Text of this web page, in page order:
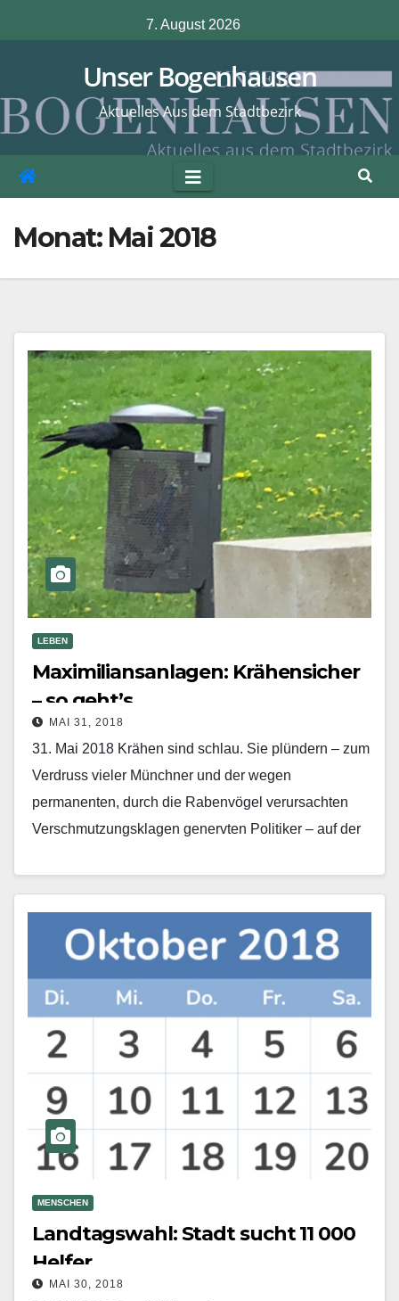
Inhalt
7. August 2026
Unser Bogenhausen
Aktuelles Aus dem Stadtbezirk
Monat: Mai 2018
LEBEN
Maximiliansanlagen: Krähensicher
– so geht’s
MAI 31, 2018
31. Mai 2018 Krähen sind schlau. Sie plündern – zum
Verdruss vieler Münchner und der wegen
permanenten, durch die Rabenvögel verursachten
Verschmutzungsklagen genervten Politiker – auf der
Mehr erfahren
MENSCHEN
Landtagswahl: Stadt sucht 11 000
Helfer
MAI 30, 2018